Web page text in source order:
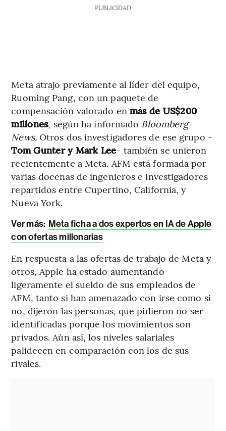
PUBLICIDAD
Meta atrajo previamente al líder del equipo,
Ruoming Pang, con un paquete de
compensación valorado en más de US$200
millones, según ha informado Bloomberg
News.Otros dos investigadores de ese grupo -
Tom Gunter y Mark Lee- también se unieron
recientemente a Meta. AFM está formada por
varias docenas de ingenieros e investigadores
repartidos entre Cupertino, California, y
Nueva York.
Ver más: Meta ficha a dos expertos en IA de Apple
con ofertas millonarias
En respuesta a las ofertas de trabajo de Meta y
otros, Apple ha estado aumentando
ligeramente el sueldo de sus empleados de
AFM, tanto si han amenazado con irse como si
no, dijeron las personas, que pidieron no ser
identificadas porque los movimientos son
privados. Aún así, los niveles salariales
palidecen en comparación con los de sus
rivales.